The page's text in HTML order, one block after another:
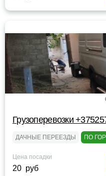
Грузоперевозки
ДАЧНЫЕ ПЕРЕЕЗДЫ ПО
Цена посадки
20 руб